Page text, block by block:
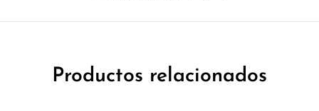
Productos relacionados